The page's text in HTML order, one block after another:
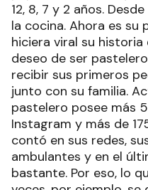
12, 8, 7 y 2 años.
la cocina. Ahora es su
hiciera viral su
deseo de ser
recibir sus primeros
junto con su familia.
pastelero posee más
Instagram y más de
contó en sus redes,
ambulantes y en el
bastante. Por eso, lo